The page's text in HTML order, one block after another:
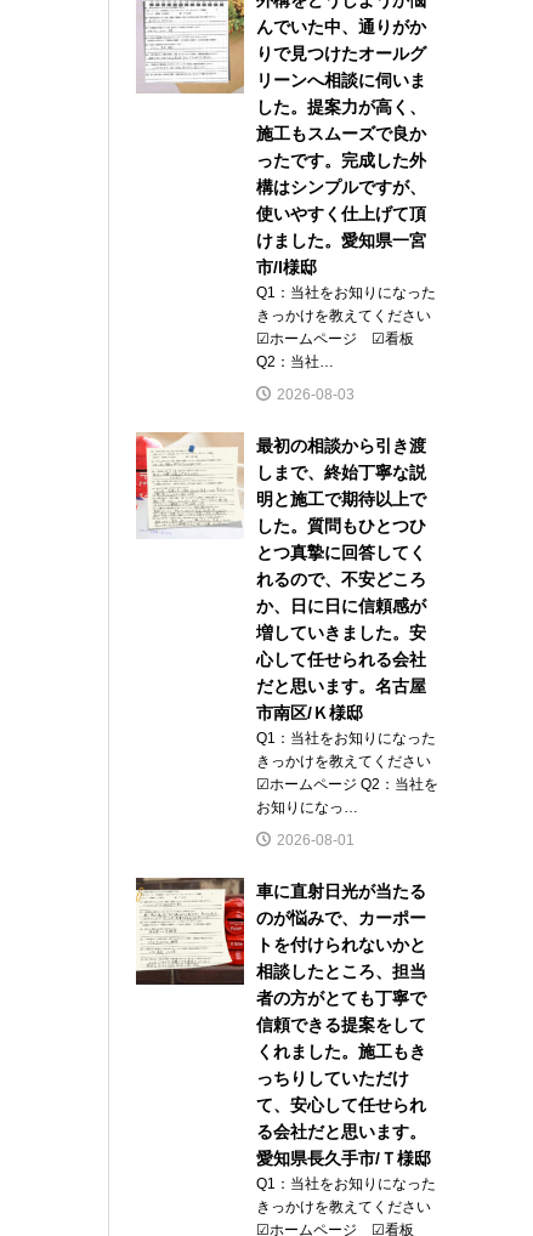
んでいた中、通りがか
りで見つけたオールグ
リーンへ相談に伺いま
した。提案力が高く、
施工もスムーズで良か
ったです。完成した外
構はシンプルですが、
使いやすく仕上げて頂
けました。愛知県一宮
市/I様邸
Q1：当社をお知りになった
きっかけを教えてください
☑ホームページ ☑看板
Q2：当社…
2026-08-03
最初の相談から引き渡
しまで、終始丁寧な説
明と施工で期待以上で
した。質問もひとつひ
とつ真摯に回答してく
れるので、不安どころ
か、日に日に信頼感が
増していきました。安
心して任せられる会社
だと思います。名古屋
市南区/Ｋ様邸
Q1：当社をお知りになった
きっかけを教えてください
☑ホームページ Q2：当社を
お知りになっ…
2026-08-01
車に直射日光が当たる
のが悩みで、カーポー
トを付けられないかと
相談したところ、担当
者の方がとても丁寧で
信頼できる提案をして
くれました。施工もき
っちりしていただけ
て、安心して任せられ
る会社だと思います。
愛知県長久手市/Ｔ様邸
Q1：当社をお知りになった
きっかけを教えてください
☑ホームページ ☑看板